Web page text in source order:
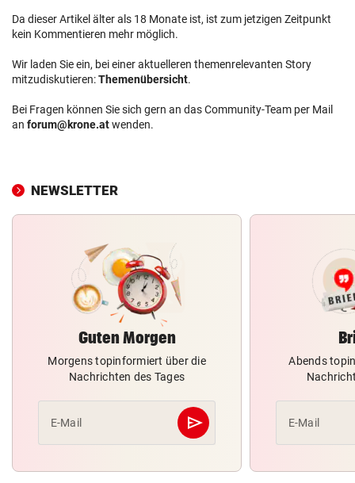
Da dieser Artikel älter als 18 Monate ist, ist zum jetzigen Zeitpunkt
kein Kommentieren mehr möglich.
Wir laden Sie ein, bei einer aktuelleren themenrelevanten Story
mitzudiskutieren:Themenübersicht.
Bei Fragen können Sie sich gern an das Community-Team per Mail
an forum@krone.atwenden.
NEWSLETTER
Guten Morgen
Morgens topinformiert über die
Nachrichten des Tages
E-Mail send
Abschicken
Abends
E-Mail